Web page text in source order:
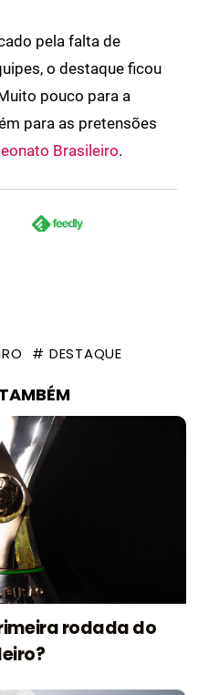
pela falta de
o destaque ficou
pouco para a
para as pretensões
Brasileiro.
# DESTAQUE
rodada do